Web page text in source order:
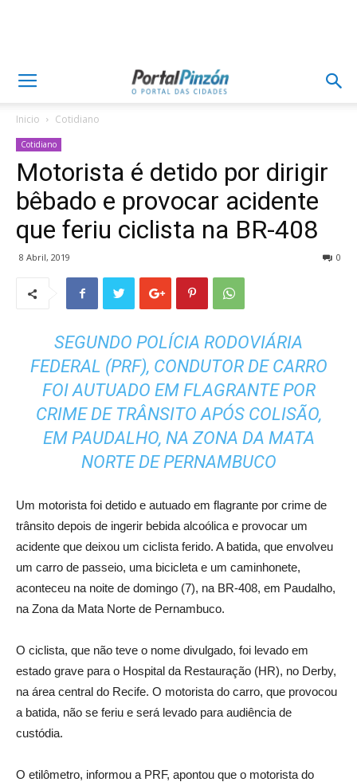
Inicio Cotidiano
Cotidiano
Motorista é detido por dirigir
bêbado e provocar acidente
que feriu ciclista na BR-408
8 Abril, 2019 0
SEGUNDO POLÍCIA RODOVIÁRIA
FEDERAL (PRF), CONDUTOR DE CARRO
FOI AUTUADO EM FLAGRANTE POR
CRIME DE TRÂNSITO APÓS COLISÃO,
EM PAUDALHO, NA ZONA DA MATA
NORTE DE PERNAMBUCO
Um motorista foi detido e autuado em flagrante por crime de
trânsito depois de ingerir bebida alcoólica e provocar um
acidente que deixou um ciclista ferido. A batida, que envolveu
um carro de passeio, uma bicicleta e um caminhonete,
aconteceu na noite de domingo (7), na BR-408, em Paudalho,
na Zona da Mata Norte de Pernambuco.
O ciclista, que não teve o nome divulgado, foi levado em
estado grave para o Hospital da Restauração (HR), no Derby,
na área central do Recife. O motorista do carro, que provocou
a batida, não se feriu e será levado para audiência de
custódia.
O etilômetro, informou a PRF, apontou que o motorista do